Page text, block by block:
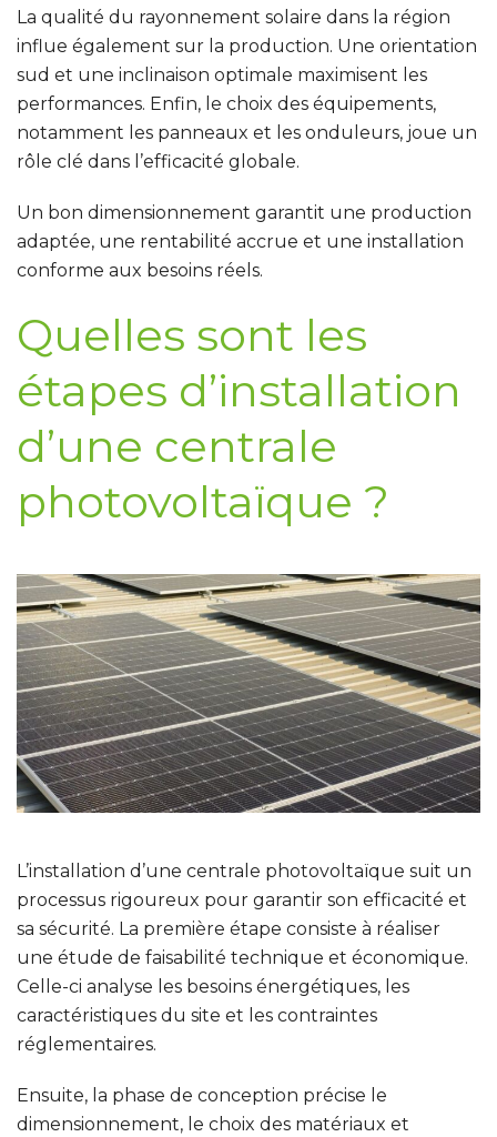
La qualité du rayonnement solaire dans la région
influe également sur la production. Une orientation
sud et une inclinaison optimale maximisent les
performances. Enfin, le choix des équipements,
notamment les panneaux et les onduleurs, joue un
rôle clé dans l’efficacité globale.
Un bon dimensionnement garantit une production
adaptée, une rentabilité accrue et une installation
conforme aux besoins réels.
Quelles sont les
étapes d’installation
d’une centrale
photovoltaïque ?
L’installation d’une centrale photovoltaïque suit un
processus rigoureux pour garantir son efficacité et
sa sécurité. La première étape consiste à réaliser
une étude de faisabilité technique et économique.
Celle-ci analyse les besoins énergétiques, les
caractéristiques du site et les contraintes
réglementaires.
Ensuite, la phase de conception précise l e
dimensionnement, le choix des matériaux et